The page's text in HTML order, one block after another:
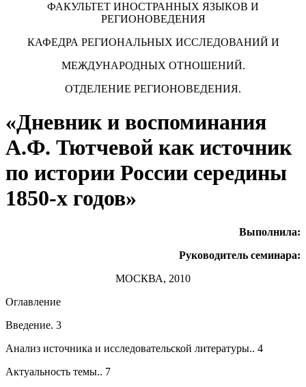
ФАКУЛЬТЕТ ИНОСТРАННЫХ ЯЗЫКОВ И
РЕГИОНОВЕДЕНИЯ
КАФЕДРА РЕГИОНАЛЬНЫХ ИССЛЕДОВАНИЙ И
МЕЖДУНАРОДНЫХ ОТНОШЕНИЙ.
ОТДЕЛЕНИЕ РЕГИОНОВЕДЕНИЯ.
«Дневник и воспоминания
А.Ф. Тютчевой как источник
по истории России середины
1850-х годов»
Выполнила:
Руководитель семинара:
МОСКВА, 2010
Оглавление
Введение. 3
Анализ источника и исследовательской литературы.. 4
Актуальность темы.. 7